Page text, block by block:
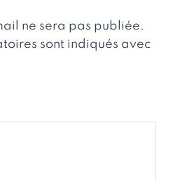
ne sera pas publiée.
sont indiqués avec